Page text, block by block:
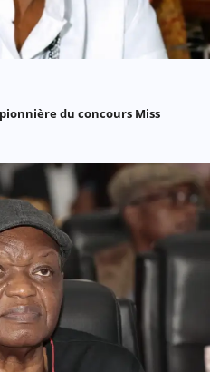
du concours Miss